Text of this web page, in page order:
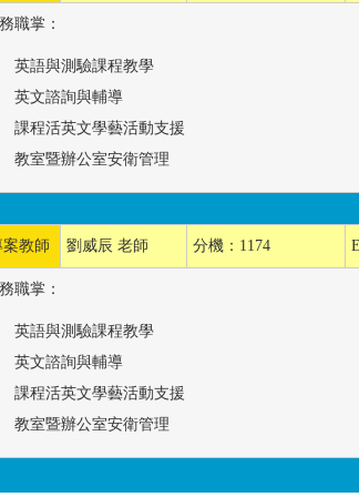
職掌：
語與測驗課程教學
文諮詢與輔導
程活英文學藝活動支援
室暨辦公室安衛管理
案教師 劉威辰 老師 分機：1174
職掌：
語與測驗課程教學
文諮詢與輔導
程活英文學藝活動支援
室暨辦公室安衛管理